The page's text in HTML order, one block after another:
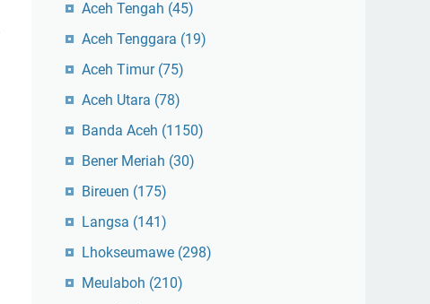
Aceh Tengah (45)
Aceh Tenggara (19)
Aceh Timur (75)
Aceh Utara (78)
Banda Aceh (1150)
Bener Meriah (30)
Bireuen (175)
Langsa (141)
Lhokseumawe (298)
Meulaboh (210)